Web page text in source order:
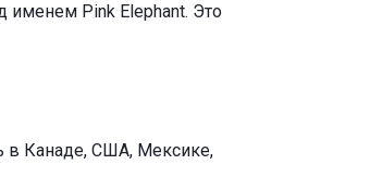
именем Pink Elephant. Это
в Канаде, США, Мексике,